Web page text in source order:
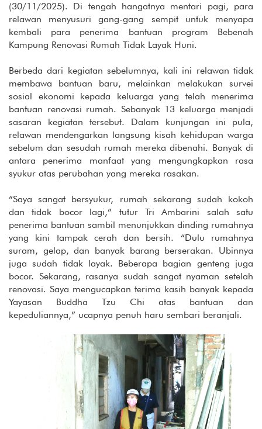
(30/11/2025). Di tengah hangatnya mentari pagi, para
relawan menyusuri gang-gang sempit untuk menyapa
kembali para penerima bantuan program Bebenah
Kampung Renovasi Rumah Tidak Layak Huni.
Berbeda dari kegiatan sebelumnya, kali ini relawan tidak
membawa bantuan baru, melainkan melakukan survei
sosial ekonomi kepada keluarga yang telah menerima
bantuan renovasi rumah. Sebanyak 13 keluarga menjadi
sasaran kegiatan tersebut. Dalam kunjungan ini pula,
relawan mendengarkan langsung kisah kehidupan warga
sebelum dan sesudah rumah mereka dibenahi. Banyak di
antara penerima manfaat yang mengungkapkan rasa
syukur atas perubahan yang mereka rasakan.
“Saya sangat bersyukur, rumah sekarang sudah kokoh
dan tidak bocor lagi,” tutur Tri Ambarini salah satu
penerima bantuan sambil menunjukkan dinding rumahnya
yang kini tampak cerah dan bersih. “Dulu rumahnya
suram, gelap, dan banyak barang berserakan. Ubinnya
juga sudah tidak layak. Beberapa bagian genteng juga
bocor. Sekarang, rasanya sudah sangat nyaman setelah
renovasi. Saya mengucapkan terima kasih banyak kepada
Yayasan Buddha Tzu Chi atas bantuan dan
kepeduliannya,” ucapnya penuh haru sembari beranjali.